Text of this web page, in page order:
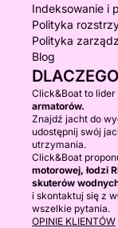
Indeksowanie i
Polityka
Polityka
Blog
Click&Boat to lider
armatorów.
Znajdź jacht do
udostępnij swój
utrzymania.
Click&Boat
motorowej, łodzi
skuterów
i skontaktuj się z
wszelkie pytania.
OPINIE KLIENTÓW